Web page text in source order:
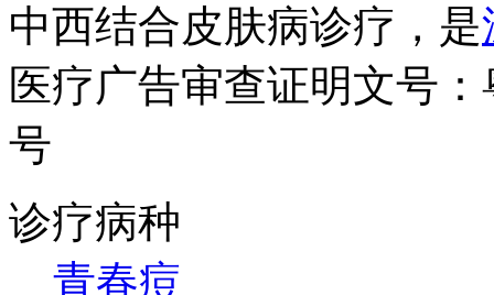
中西结合皮肤病诊疗，是
医疗广告审查证明文号
号
诊疗病种
青春痘